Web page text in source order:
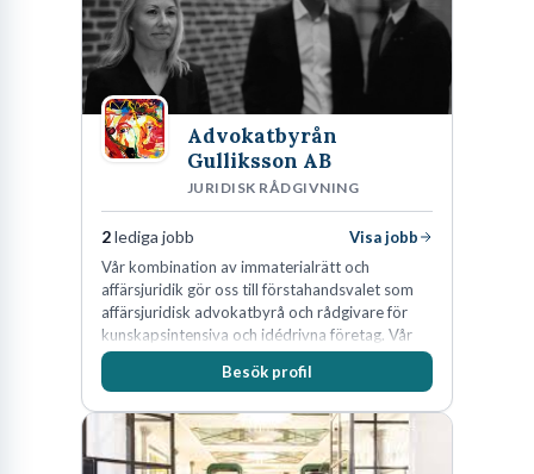
Advokatbyrån
Gulliksson AB
JURIDISK RÅDGIVNING
2lediga jobb
Visa jobb
Vår kombination av immaterialrätt och
affärsjuridik gör oss till förstahandsvalet som
affärsjuridisk advokatbyrå och rådgivare för
kunskapsintensiva och idédrivna företag. Vår
expertis inom IP-tillgångar har gett oss en
marknadsledande position. Våra klienter väljer
skydda, utveckla och kommersialisera
företagets viktigaste tillgångar.
Besök profil